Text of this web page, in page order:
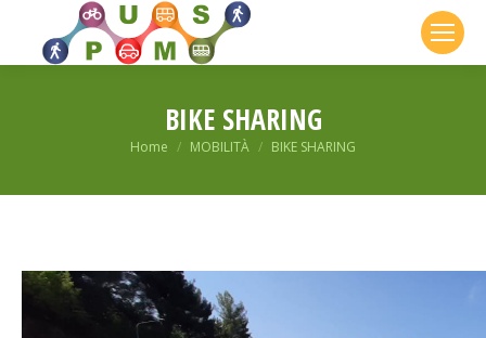
BIKE SHARING
You are here:
Home MOBILITÀ BIKE SHARING